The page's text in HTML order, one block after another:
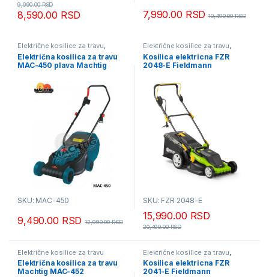
8,590.00 RSD
9,990.00RSD
7,990.00 RSD 10,490.00RSD
Električne kosilice za travu
Kosilice za travu
Električna kosilica za travu
MAC-450 plava Machtig
SKU: MAC-450
9,490.00 RSD 12,990.00RSD
Električne kosilice za travu
Fieldmann - mesečna akcija
Kosilice za travu
Kosilica elektricna FZR
2048-E Fieldmann
SKU: FZR 2048-E
15,990.00 RSD
20,490.00RSD
Električne kosilice za travu
Električna kosilica za travu
Machtig MAC-452
Električne kosilice za travu
Fieldmann - mesečna akcija
Kosilice za travu
Kosilica elektricna FZR
2041-E Fieldmann